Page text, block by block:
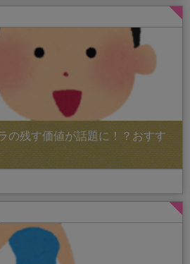
の残す価値が話題に！？おすす